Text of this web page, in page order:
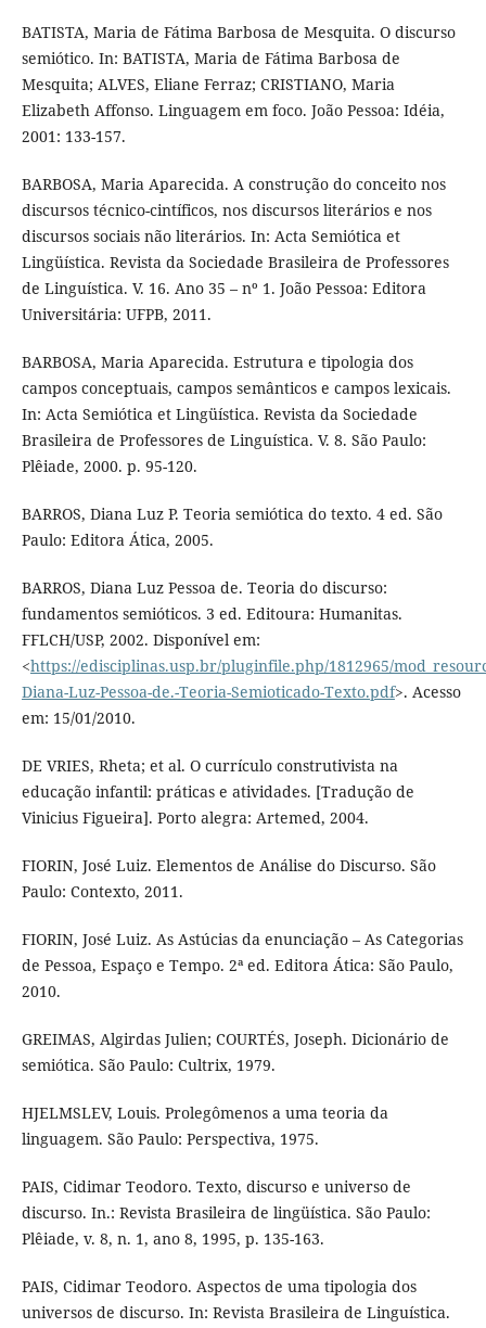
BATISTA, Maria de Fátima Barbosa de Mesquita. O discurso
semiótico. In: BATISTA, Maria de Fátima Barbosa de
Mesquita; ALVES, Eliane Ferraz; CRISTIANO, Maria
Elizabeth Affonso. Linguagem em foco. João Pessoa: Idéia,
2001: 133-157.
BARBOSA, Maria Aparecida. A construção do conceito nos
discursos técnico-cintíficos, nos discursos literários e nos
discursos sociais não literários. In: Acta Semiótica et
Lingüística. Revista da Sociedade Brasileira de Professores
de Linguística. V. 16. Ano 35 – nº 1. João Pessoa: Editora
Universitária: UFPB, 2011.
BARBOSA, Maria Aparecida. Estrutura e tipologia dos
campos conceptuais, campos semânticos e campos lexicais.
In: Acta Semiótica et Lingüística. Revista da Sociedade
Brasileira de Professores de Linguística. V. 8. São Paulo:
Plêiade, 2000. p. 95-120.
BARROS, Diana Luz P. Teoria semiótica do texto. 4 ed. São
Paulo: Editora Ática, 2005.
BARROS, Diana Luz Pessoa de. Teoria do discurso:
fundamentos semióticos. 3 ed. Editoura: Humanitas.
FFLCH/USP, 2002. Disponível em:
<https://edisciplinas.usp.br/pluginfile.php/1812965/
Diana-Luz-Pessoa-de.-Teoria-Semioticado-Texto.pdf>. Acesso
em: 15/01/2010.
DE VRIES, Rheta; et al. O currículo construtivista na
educação infantil: práticas e atividades. [Tradução de
Vinicius Figueira]. Porto alegra: Artemed, 2004.
FIORIN, José Luiz. Elementos de Análise do Discurso. São
Paulo: Contexto, 2011.
FIORIN, José Luiz. As Astúcias da enunciação – As Categorias
de Pessoa, Espaço e Tempo. 2ª ed. Editora Ática: São Paulo,
2010.
GREIMAS, Algirdas Julien; COURTÉS, Joseph. Dicionário de
semiótica. São Paulo: Cultrix, 1979.
HJELMSLEV, Louis. Prolegômenos a uma teoria da
linguagem. São Paulo: Perspectiva, 1975.
PAIS, Cidimar Teodoro. Texto, discurso e universo de
discurso. In.: Revista Brasileira de lingüística. São Paulo:
Plêiade, v. 8, n. 1, ano 8, 1995, p. 135-163.
PAIS, Cidimar Teodoro. Aspectos de uma tipologia dos
universos de discurso. In: Revista Brasileira de Linguística.